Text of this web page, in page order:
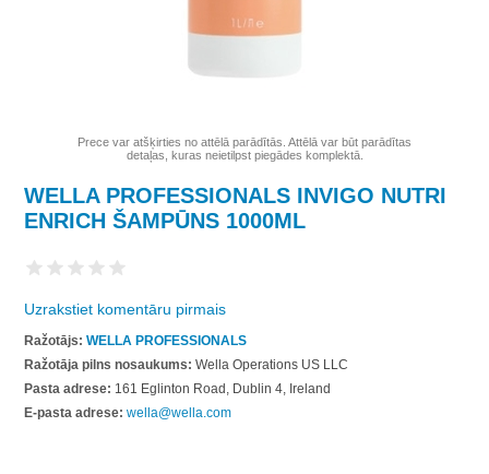
Prece var atšķirties no attēlā parādītās. Attēlā var būt parādītas
detaļas, kuras neietilpst piegādes komplektā.
WELLA PROFESSIONALS INVIGO NUTRI
ENRICH ŠAMPŪNS 1000ML
Uzrakstiet komentāru pirmais
Ražotājs: WELLA PROFESSIONALS
Ražotāja pilns nosaukums: Wella Operations US LLC
Pasta adrese: 161 Eglinton Road, Dublin 4, Ireland
E-pasta adrese: wella@wella.com